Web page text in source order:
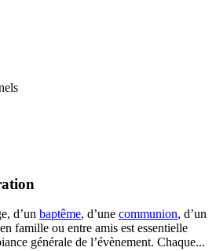
d’un baptême, d’une communion, d’un
famille ou entre amis est essentielle
générale de l’évènement. Chaque...